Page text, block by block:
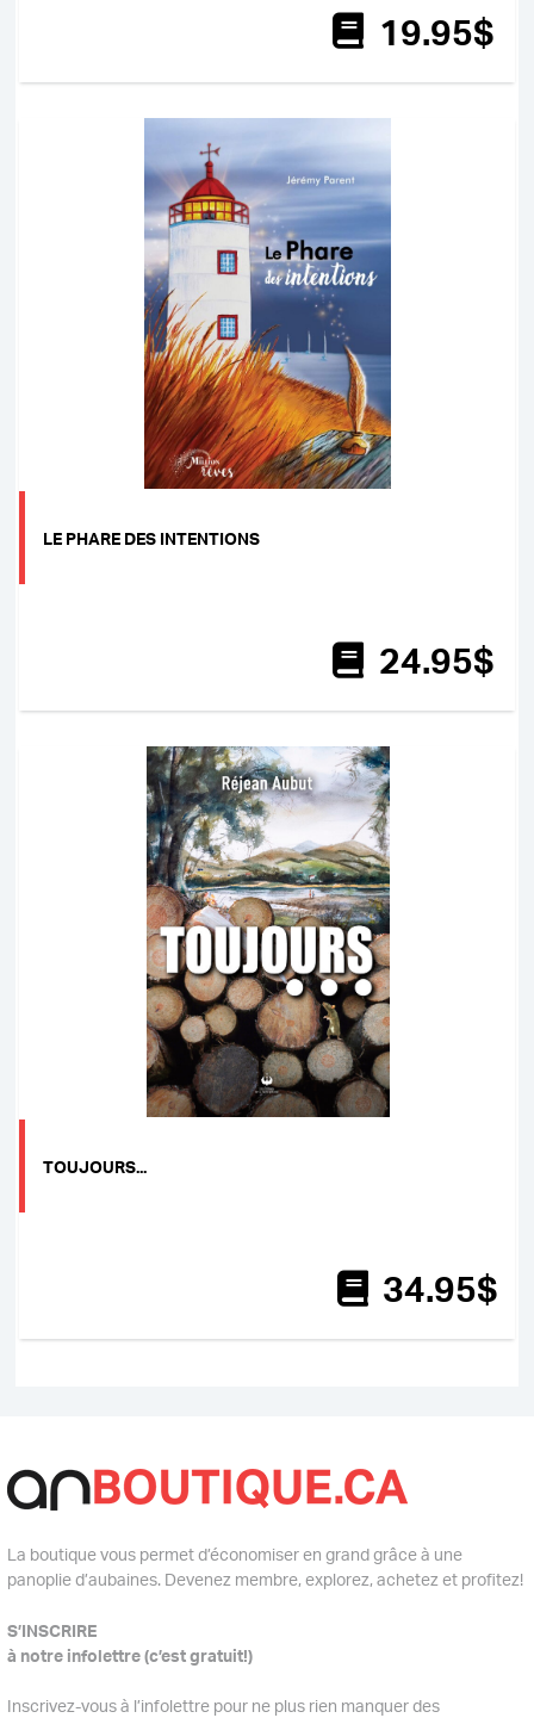
19.95$
LE PHARE DES INTENTIONS
24.95$
TOUJOURS...
34.95$
La boutique vous permet d’économiser en grand grâce à une
panoplie d’aubaines. Devenez membre, explorez, achetez et profitez!
S’INSCRIRE
à notre infolettre (c’est gratuit!)
Inscrivez-vous à l’infolettre pour ne plus rien manquer des